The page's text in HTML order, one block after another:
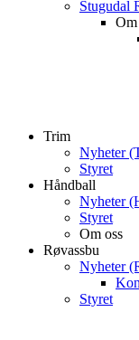
Stugudal
Om
Trim
Nyheter
Styret
Håndball
Nyheter
Styret
Om oss
Røvassbu
Nyheter
Styret